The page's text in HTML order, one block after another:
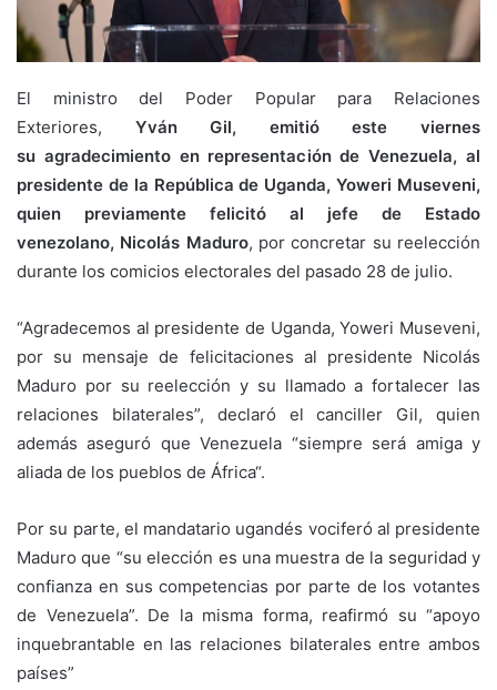
El ministro del Poder Popular para Relaciones
Exteriores, Yván Gil, emitió este viernes
su agradecimiento en representación de Venezuela, al
presidente de la República de Uganda, Yoweri Museveni,
quien previamente felicitó al jefe de Estado
venezolano, Nicolás Maduro, por concretar su reelección
durante los comicios electorales del pasado 28 de julio.
“Agradecemos al presidente de Uganda, Yoweri Museveni,
por su mensaje de felicitaciones al presidente Nicolás
Maduro por su reelección y su llamado a fortalecer las
relaciones bilaterales”, declaró el canciller Gil, quien
además aseguró que Venezuela “siempre será amiga y
aliada de los pueblos de África“.
Por su parte, el mandatario ugandés vociferó al presidente
Maduro que “su elección es una muestra de la seguridad y
confianza en sus competencias por parte de los votantes
de Venezuela”. De la misma forma, reafirmó su “apoyo
inquebrantable en las relaciones bilaterales entre ambos
países”